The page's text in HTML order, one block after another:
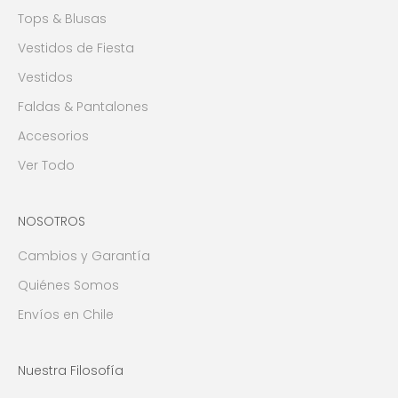
Tops & Blusas
Vestidos de Fiesta
Vestidos
Faldas & Pantalones
Accesorios
Ver Todo
NOSOTROS
Cambios y Garantía
Quiénes Somos
Envíos en Chile
Nuestra Filosofía